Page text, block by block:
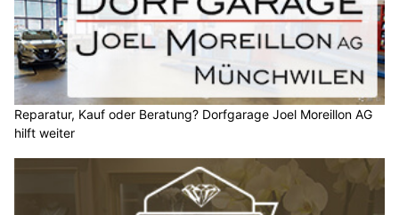
Reparatur, Kauf oder Beratung? Dorfgarage Joel Moreillon AG
hilft weiter